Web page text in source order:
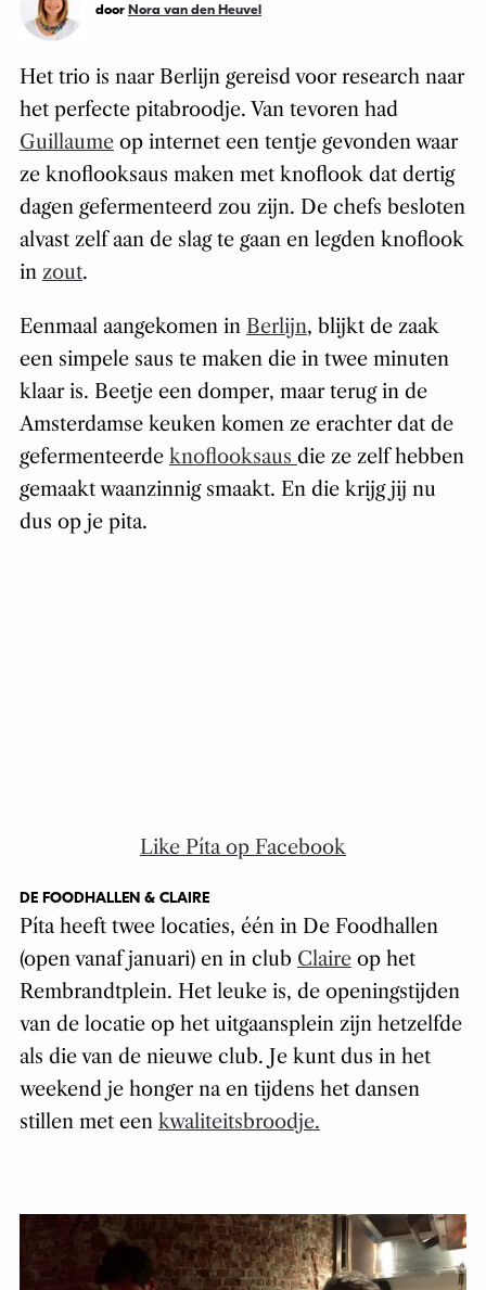
door Nora van den Heuvel
Het trio is naar Berlijn gereisd voor research naar
het perfecte pitabroodje. Van tevoren had
Guillaumeop internet een tentje gevonden waar
ze knoflooksaus maken met knoflook dat dertig
dagen gefermenteerd zou zijn. De chefs besloten
alvast zelf aan de slag te gaan en legden knoflook
in zout.
Eenmaal aangekomen in Berlijn, blijkt de zaak
een simpele saus te maken die in twee minuten
klaar is. Beetje een domper, maar terug in de
Amsterdamse keuken komen ze erachter dat de
gefermenteerde knoflooksaus die ze zelf hebben
gemaakt waanzinnig smaakt. En die krijg jij nu
dus op je pita.
Like Píta op Facebook
DE FOODHALLEN & CLAIRE
Píta heeft twee locaties, één in De Foodhallen
(open vanaf januari) en in club Claireop het
Rembrandtplein. Het leuke is, de openingstijden
van de locatie op het uitgaansplein zijn hetzelfde
als die van de nieuwe club. Je kunt dus in het
weekend je honger na en tijdens het dansen
stillen met een kwaliteitsbroodje.